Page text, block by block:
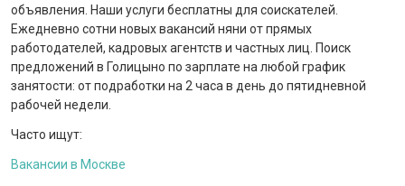
объявления. Наши услуги бесплатны для соискателей.
Ежедневно сотни новых вакансий няни от прямых
работодателей, кадровых агентств и частных лиц. Поиск
предложений в Голицыно по зарплате на любой график
занятости: от подработки на 2 часа в день до пятидневной
рабочей недели.
Часто ищут:
Вакансии в Москве